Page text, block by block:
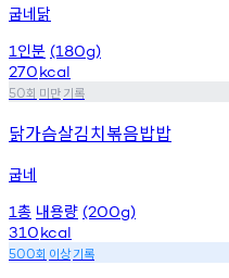
굽네닭
1 인분 (180g)
270kcal
50회 미만기록
닭가슴살김치볶음밥밥
굽네
1총 내용량 (200g)
310kcal
500회 이상기록